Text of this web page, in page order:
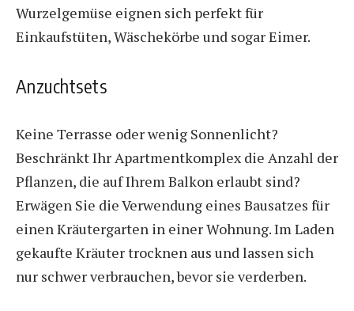
Wurzelgemüse eignen sich perfekt für
Einkaufstüten, Wäschekörbe und sogar Eimer.
Anzuchtsets
Keine Terrasse oder wenig Sonnenlicht?
Beschränkt Ihr Apartmentkomplex die Anzahl der
Pflanzen, die auf Ihrem Balkon erlaubt sind?
Erwägen Sie die Verwendung eines Bausatzes für
einen Kräutergarten in einer Wohnung. Im Laden
gekaufte Kräuter trocknen aus und lassen sich
nur schwer verbrauchen, bevor sie verderben.